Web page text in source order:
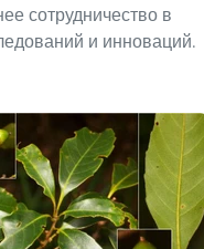
сотрудничество в
и инноваций.